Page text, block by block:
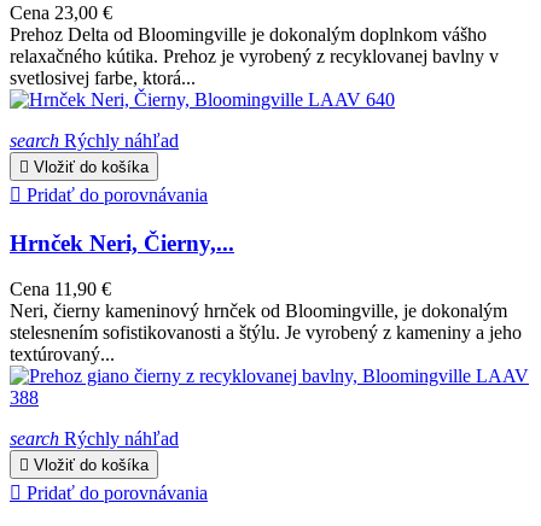
Cena 23,00 €
Prehoz Delta od Bloomingville je dokonalým doplnkom vášho
relaxačného kútika. Prehoz je vyrobený z recyklovanej bavlny v
svetlosivej farbe, ktorá...
search Rýchly náhľad
 Vložiť do košíka
 Pridať do porovnávania
Hrnček Neri, Čierny,...
Cena 11,90 €
Neri, čierny kameninový hrnček od Bloomingville, je dokonalým
stelesnením sofistikovanosti a štýlu. Je vyrobený z kameniny a jeho
textúrovaný...
search Rýchly náhľad
 Vložiť do košíka
 Pridať do porovnávania